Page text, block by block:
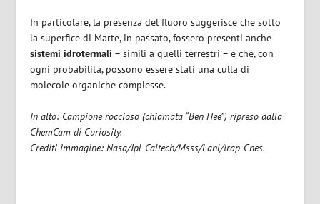
In particolare, la presenza del fluoro suggerisce che sotto
la superfice di Marte, in passato, fossero presenti anche
sistemi idrotermali – simili a quelli terrestri – e che, con
ogni probabilità, possono essere stati una culla di
molecole organiche complesse.
In alto: Campione roccioso (chiamata “Ben Hee”) ripreso dalla
ChemCam di Curiosity.
Crediti immagine: Nasa/Jpl-Caltech/Msss/Lanl/Irap-Cnes.